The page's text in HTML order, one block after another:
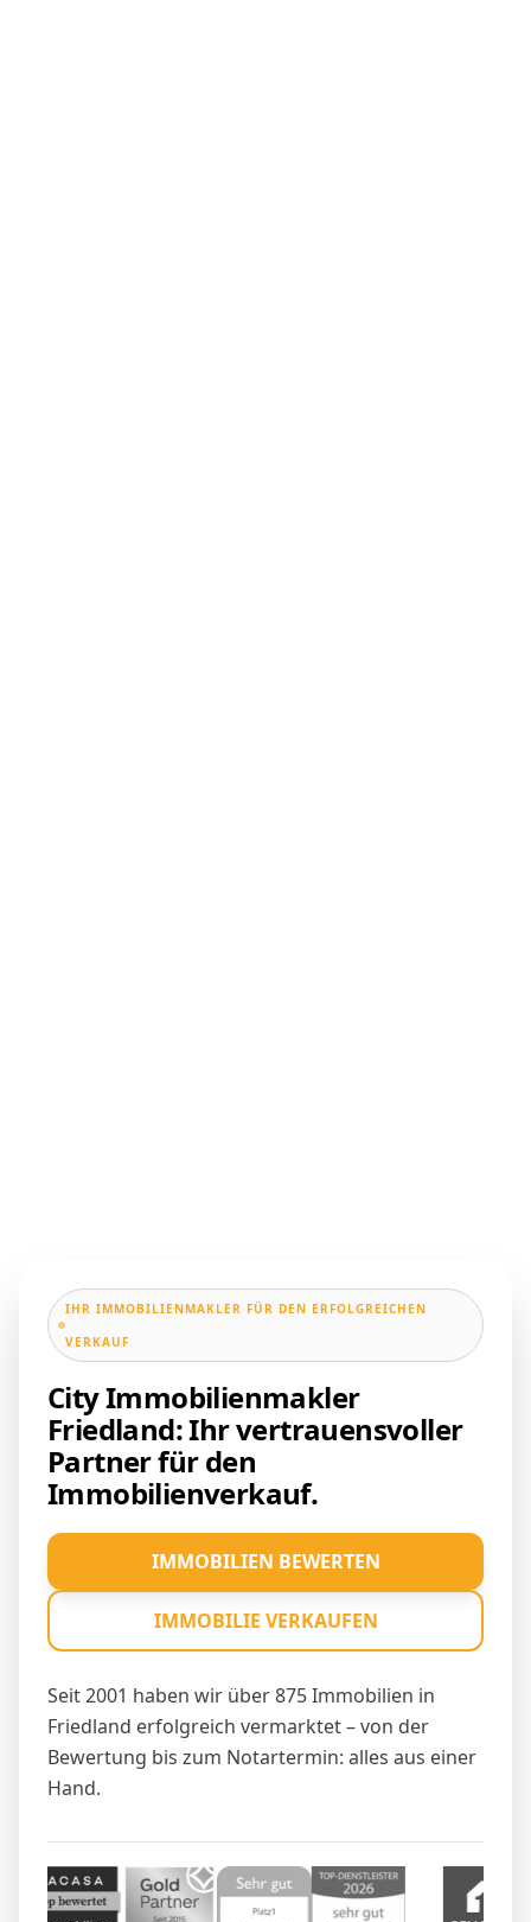
IHR IMMOBILIENMAKLER FÜR DEN ERFOLGREICHEN
VERKAUF
City Immobilienmakler
Friedland: Ihr vertrauensvoller
Partner für den
Immobilienverkauf.
Seit 2001 haben wir über 875 Immobilien in
Friedland erfolgreich vermarktet – von der
Bewertung bis zum Notartermin: alles aus einer
Hand.
IMMOBILIEN BEWERTEN
IMMOBILIE VERKAUFEN